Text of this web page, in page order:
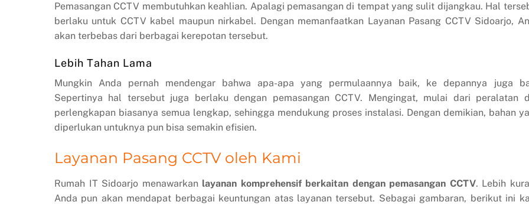
Pemasangan CCTV membutuhkan keahlian. Apalagi pemasangan di tempat yang sulit dijangkau. Hal
berlaku untuk CCTV kabel maupun nirkabel. Dengan memanfaatkan Layanan Pasang CCTV Sidoarjo,
akan terbebas dari berbagai kerepotan tersebut.
Lebih Tahan Lama
Mungkin Anda pernah mendengar bahwa apa-apa yang permulaannya baik, ke depannya juga
Sepertinya hal tersebut juga berlaku dengan pemasangan CCTV. Mengingat, mulai dari peralatan
perlengkapan biasanya semua lengkap, sehingga mendukung proses instalasi. Dengan demikian, bahan
diperlukan untuknya pun bisa semakin efisien.
Layanan Pasang CCTV oleh Kami
Rumah IT Sidoarjo menawarkan layanan komprehensif berkaitan dengan pemasangan CCTV. Lebih
Anda pun akan mendapat berbagai keuntungan atas layanan tersebut. Sebagai gambaran, berikut ini